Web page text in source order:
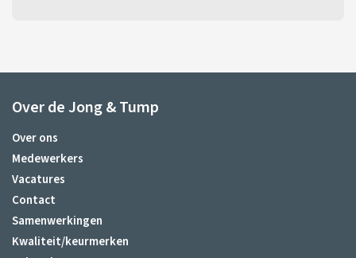
Over de Jong & Tump
Over ons
Medewerkers
Vacatures
Contact
Samenwerkingen
Kwaliteit/keurmerken